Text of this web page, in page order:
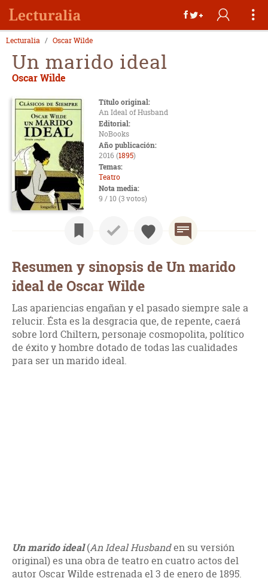
Lecturalia Oscar Wilde
Un marido ideal
Oscar Wilde
Título original:
An Ideal of Husband
Editorial:
NoBooks
Año publicación:
2016 (1895)
Temas:
Teatro
Nota media:
9 / 10 (3 votos)
Resumen y sinopsis de Un marido
ideal de Oscar Wilde
Las apariencias engañan y el pasado siempre sale a
relucir. Ésta es la desgracia que, de repente, caerá
sobre lord Chiltern, personaje cosmopolita, político
de éxito y hombre dotado de todas las cualidades
para ser un marido ideal.
Un marido ideal(An Ideal Husbanden su versión
original) es una obra de teatro en cuatro actos del
autor Oscar Wilde estrenada el 3 de enero de 1895.